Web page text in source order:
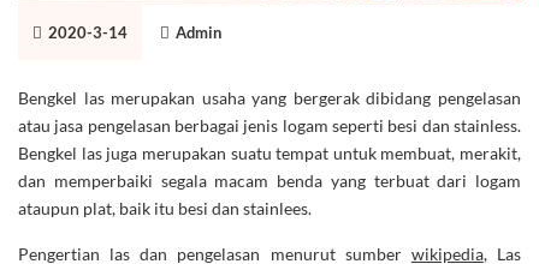
2020-3-14 Admin
Bengkel las merupakan usaha yang bergerak dibidang pengelasan
atau jasa pengelasan berbagai jenis logam seperti besi dan stainless.
Bengkel las juga merupakan suatu tempat untuk membuat, merakit,
dan memperbaiki segala macam benda yang terbuat dari logam
ataupun plat, baik itu besi dan stainlees.
Pengertian las dan pengelasan menurut sumber wikipedia, Las